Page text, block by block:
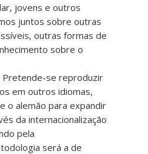
jovens e outros
juntos sobre outras
outras formas de
sobre o
se reproduzir
em outros idiomas,
o alemão para expandir
da internacionalização
pela
será a de